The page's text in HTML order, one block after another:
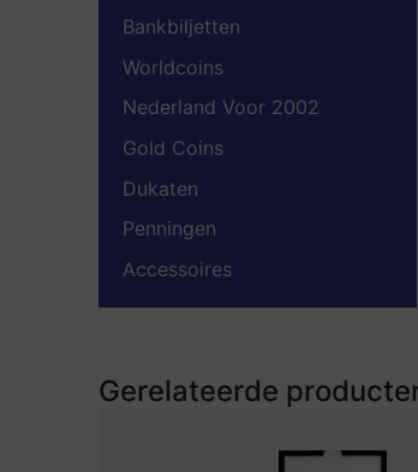
Bankbiljetten
Worldcoins
Nederland Voor 2002
Gold Coins
Dukaten
Penningen
Accessoires
Gerelateerde